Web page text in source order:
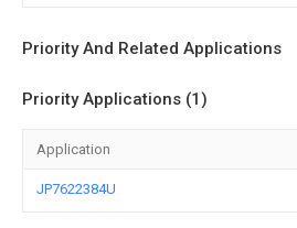
Priority And Related Applications
Priority Applications (1)
Application
JP7622384U